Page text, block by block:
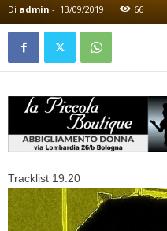
Di admin - 13/09/2019 66
Tracklist 19.20